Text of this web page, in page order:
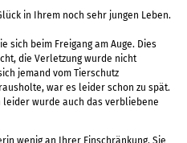
in Ihrem noch sehr jungen Leben.
sich beim Freigang am Auge. Dies
die Verletzung wurde nicht
jemand vom Tierschutz
war es leider schon zu spät.
wurde auch das verbliebene
wenig an Ihrer Einschränkung. Sie